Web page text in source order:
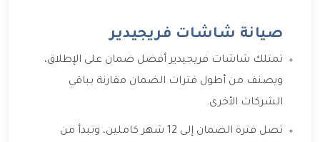
صيانة شاشات فريجيدير
تمتلك شاشات فريجيدير أفضل ضمان على الإطلاق،
ويصنف من أطول فترات الضمان مقارنة بباقي
الشركات الأخرى.
تصل فترة الضمان إلى 12 شهر كاملين، وتبدأ من